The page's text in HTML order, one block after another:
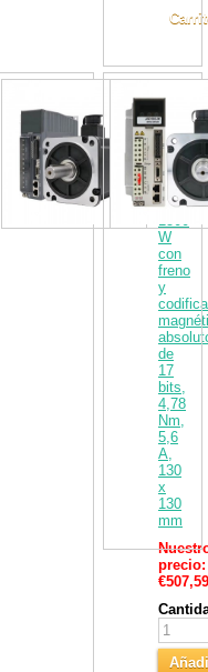
de
y
de
CA
de
1500
W
con
freno
y
de
17
bits,
4,78
Nm,
5,6
A,
130
x
130
mm
precio:
€507,59